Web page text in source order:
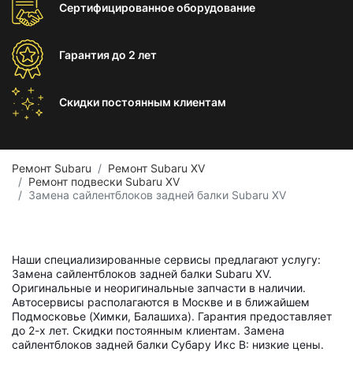
Сертифицированноеоборудование
Гарантиядо 2 лет
Скидки постоянным клиентам
Ремонт Subaru
Ремонт Subaru XV
Ремонт подвески Subaru XV
Замена сайлентблоков задней балки Subaru XV
Наши специализированные сервисы предлагают услугу:
Замена сайлентблоков задней балки Subaru XV.
Оригинальные и неоригинальные запчасти в наличии.
Автосервисы располагаются в Москве и в ближайшем
Подмосковье (Химки, Балашиха). Гарантия предоставляет
до 2-х лет. Скидки постоянным клиентам. Замена
сайлентблоков задней балки Субару Икс В: низкие цены.